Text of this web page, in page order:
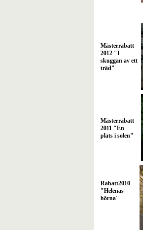
Mästerrabatt
2012 "I
skuggan av ett
träd"
Mästerrabatt
2011 "En
plats i solen"
Rabatt2010
"Helenas
hörna"